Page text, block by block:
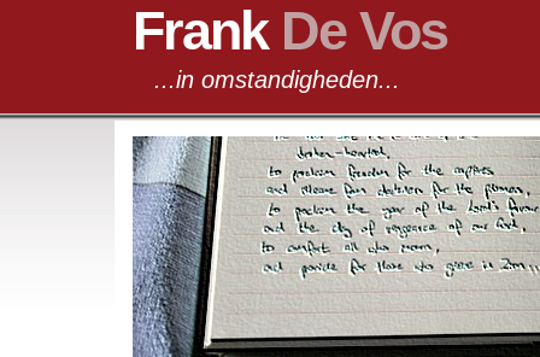
Frank De Vos
...in omstandigheden...